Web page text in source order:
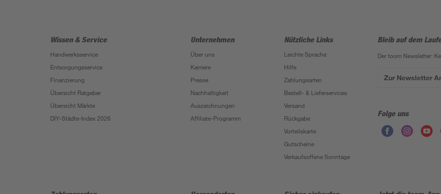
Wissen & Service
Handwerksservice
Entsorgungsservice
Finanzierung
Übersicht Ratgeber
Übersicht Märkte
DIY-Städte-Index 2026
Unternehmen
Über uns
Karriere
Presse
Nachhaltigkeit
Auszeichnungen
Affiliate-Programm
Nützliche Links
Leichte Sprache
Hilfe
Zahlungsarten
Bestell- & Lieferservices
Versand
Rückgabe
Vorteilskarte
Gutscheine
Verkaufsoffene Sonntage
Bleib auf dem
Der toom Newsletter:
Zur Newsletter
Folge uns